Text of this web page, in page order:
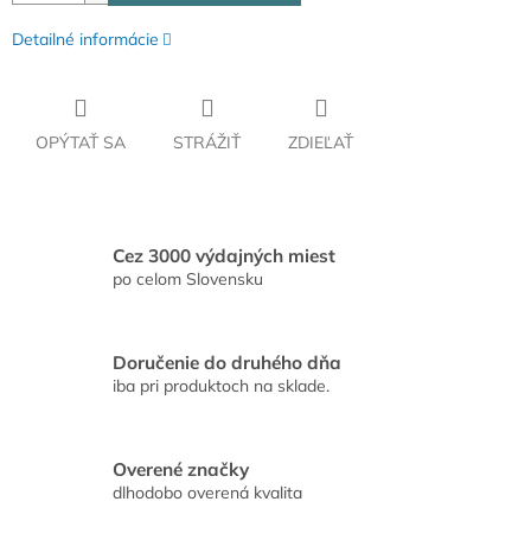
Detailné informácie
OPÝTAŤ SA STRÁŽIŤ ZDIEĽAŤ
Cez 3000 výdajných miest
po celom Slovensku
Doručenie do druhého dňa
iba pri produktoch na sklade.
Overené značky
dlhodobo overená kvalita